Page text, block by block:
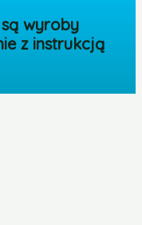
wyroby
z instrukcją